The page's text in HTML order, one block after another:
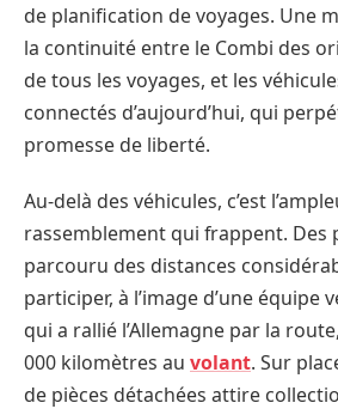
de planification de voyages. Une
la continuité entre le Combi des
de tous les voyages, et les
connectés d’aujourd’hui, qui
promesse de liberté.
Au-delà des véhicules, c’est
rassemblement qui frappent. Des
parcouru des distances
participer, à l’image d’une équipe
qui a rallié l’Allemagne par la
000 kilomètres au volant. Sur
de pièces détachées attire